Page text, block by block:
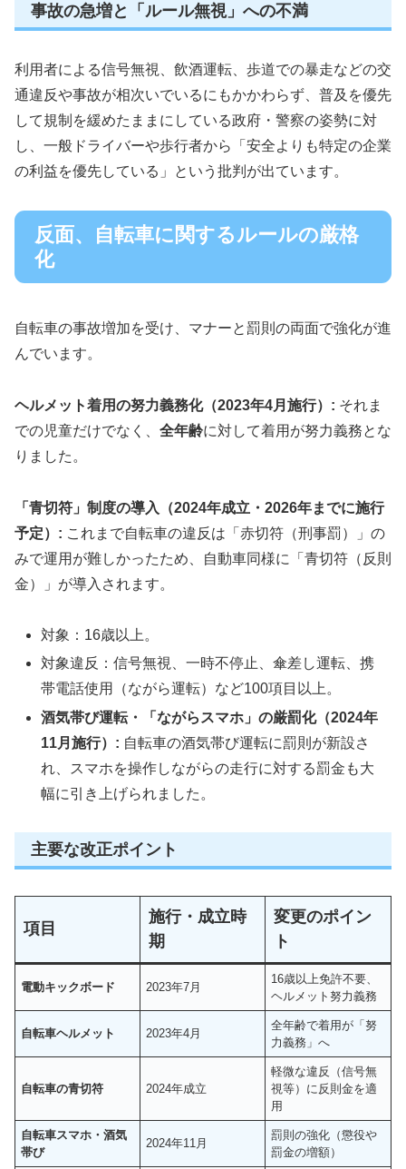
事故の急増と「ルール無視」への不満
利用者による信号無視、飲酒運転、歩道での暴走などの交
通違反や事故が相次いでいるにもかかわらず、普及を優先
して規制を緩めたままにしている政府・警察の姿勢に対
し、一般ドライバーや歩行者から「安全よりも特定の企業
の利益を優先している」という批判が出ています。
反面、自転車に関するルールの厳格
化
自転車の事故増加を受け、マナーと罰則の両面で強化が進
んでいます。
ヘルメット着用の努力義務化（2023年4月施行）: それま
での児童だけでなく、 全年齢に対して着用が努力義務とな
りました。
「青切符」制度の導入（2024年成立・2026年までに施行
予定）: これまで自転車の違反は「赤切符（刑事罰）」の
みで運用が難しかったため、自動車同様に「青切符（反則
金）」が導入されます。
対象：16歳以上。
対象違反：信号無視、一時不停止、傘差し運転、携
帯電話使用（ながら運転）など100項目以上。
酒気帯び運転・「ながらスマホ」の厳罰化（2024年
11月施行）: 自転車の酒気帯び運転に罰則が新設さ
れ、スマホを操作しながらの走行に対する罰金も大
幅に引き上げられました。
主要な改正ポイント
項目
施行・成立時
期
変更のポイン
ト
電動キックボード 2023年7月
16歳以上免許不要、
ヘルメット努力義務
自転車ヘルメット 2023年4月
全年齢で着用が「努
力義務」へ
自転車の青切符 2024年成立
軽微な違反（信号無
視等）に反則金を適
用
自転車スマホ・酒気
帯び
2024年11月
罰則の強化（懲役や
罰金の増額）